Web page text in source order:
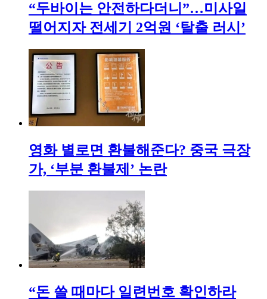
“두바이는 안전하다더니”…미사일
떨어지자 전세기 2억원 ‘탈출 러시’
영화 별로면 환불해준다? 중국 극장
가, ‘부분 환불제’ 논란
“돈 쓸 때마다 일련번호 확인하라